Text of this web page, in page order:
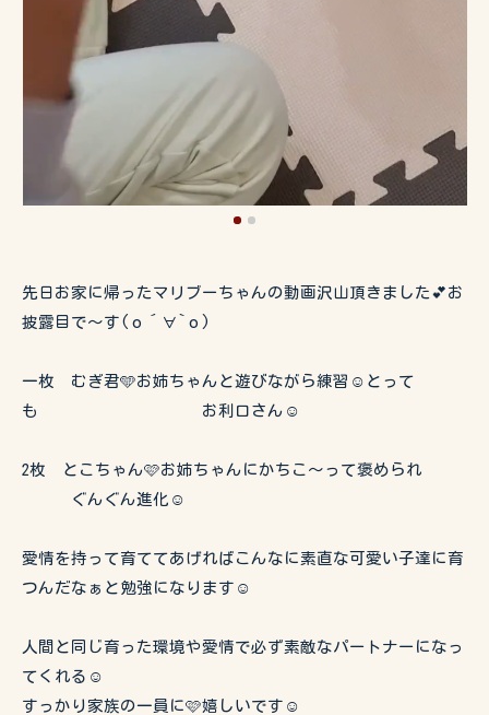
先日お家に帰ったマリブーちゃんの動画沢山頂きました💕お
披露目で〜す(о´∀`о)
一枚 むぎ君🩵お姉ちゃんと遊びながら練習☺️とって
も お利口さん☺️
2枚 とこちゃん🩷お姉ちゃんにかちこ〜って褒められ
ぐんぐん進化☺️
愛情を持って育ててあげればこんなに素直な可愛い子達に育
つんだなぁと勉強になります☺️
人間と同じ育った環境や愛情で必ず素敵なパートナーになっ
てくれる☺️
すっかり家族の一員に🩷嬉しいです☺️